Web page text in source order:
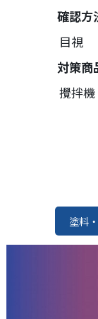
確認方
目視
対策商
攪拌
塗料